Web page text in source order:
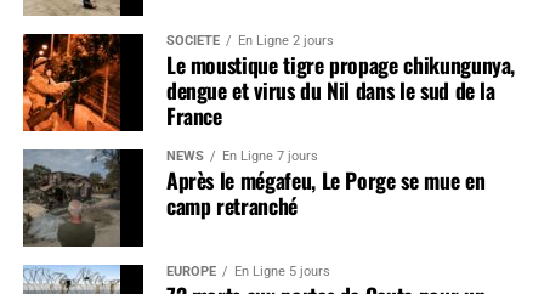
SOCIÉTÉ En Ligne 2 jours
Le moustique tigre propage chikungunya,
dengue et virus du Nil dans le sud de la
France
NEWS En Ligne 7 jours
Après le mégafeu, Le Porge se mue en
camp retranché
EUROPE En Ligne 5 jours